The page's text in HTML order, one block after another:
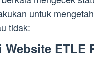
untuk
tidak:
Website ETLE